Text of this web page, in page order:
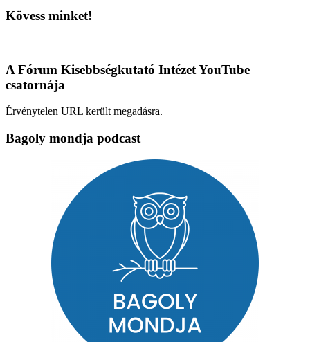
Kövess minket!
A Fórum Kisebbségkutató Intézet YouTube
csatornája
Érvénytelen URL került megadásra.
Bagoly mondja podcast